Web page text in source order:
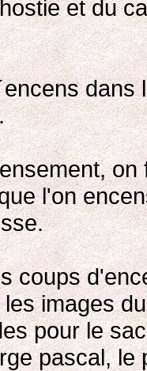
et du
dans
l'on
coups
images
pour le
pascal, le